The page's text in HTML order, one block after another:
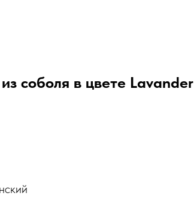
соболя в цвете Lavander